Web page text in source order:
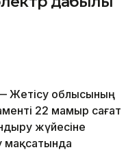
Жетісу облысының
22 мамыр сағат
жүйесіне
мақсатында